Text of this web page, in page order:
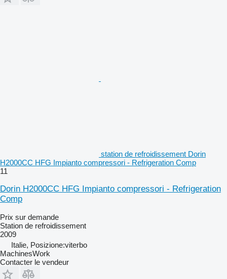
station de refroidissement Dorin
H2000CC HFG Impianto compressori - Refrigeration Comp
11
Dorin H2000CC HFG Impianto compressori - Refrigeration
Comp
Prix sur demande
Station de refroidissement
2009
Italie, Posizione:viterbo
MachinesWork
Contacter le vendeur